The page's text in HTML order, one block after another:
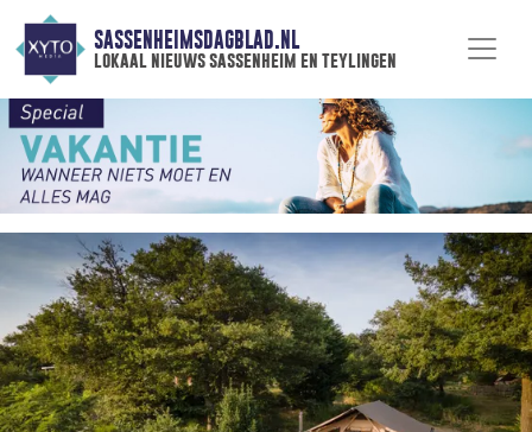
SASSENHEIMSDAGBLAD.NL
lokaal nieuws sassenheim en teylingen